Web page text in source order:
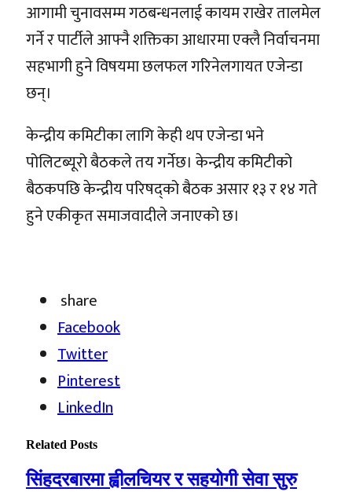
आगामी चुनावसम्म गठबन्धनलाई कायम राखेर तालमेल
गर्ने र पार्टीले आफ्नै शक्तिका आधारमा एक्लै निर्वाचनमा
सहभागी हुने विषयमा छलफल गरिनेलगायत एजेन्डा
छन्।
केन्द्रीय कमिटीका लागि केही थप एजेन्डा भने
पोलिटब्यूरो बैठकले तय गर्नेछ। केन्द्रीय कमिटीको
बैठकपछि केन्द्रीय परिषद्को बैठक असार १३ र १४ गते
हुने एकीकृत समाजवादीले जनाएको छ।
share
Facebook
Twitter
Pinterest
LinkedIn
Related Posts
सिंहदरबारमा ह्वीलचियर र सहयोगी सेवा सुरु